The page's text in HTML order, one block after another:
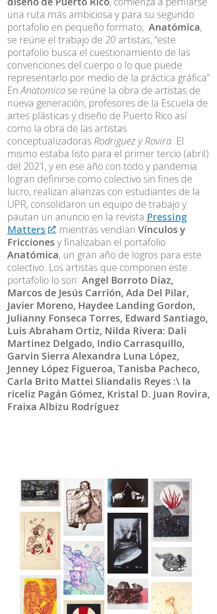
una ruta más ambiciosa y para su segundo
portafolio en pequeño formato, Anatómica,
se reúne el trabajo de 20 artistas, “este
portafolio busca el cuestionamiento de las
convenciones del cuerpo o lo que puede
representarlo por medio de la práctica gráfica”
EnAnatomica se reúne la obra de artistas de
nueva generación, profesores de la Escuela de
artes plásticas y diseño de Puerto Rico así
como la obra de las artistas
conceptualizadoras Rodriguez y Rovira. El
mismo estaba listo para el primer tercio (abril)
del 2021, y en ese año con todo y pandemia
logran definirse como colectivo sin fines de
lucro, realizan alianzas con estudiantes de la
UPR, consolidaron un equipo de trabajo y
pautan un anuncio en la revista Pressing
Matters
, mientras vendíanVínculos y
Fricciones y finalizaban el portafolio
Anatómica, un gran año de logros para este
colectivo. Los artistas que componen este
portafolio lo son: Angel Borroto Díaz,
Marcos de Jesús Carrión, Ada Del Pilar,
Javier Moreno, Haydee Landing Gordon,
Julianny Fonseca Torres, Edward Santiago,
Luis Abraham Ortiz, Nilda Rivera: Dali
Martinez Delgado, Indio Carrasquillo,
Garvin Sierra Alexandra Luna López,
Jenney López Figueroa, Tanisba Pacheco,
Carla Brito Mattei Sliandalis Reyes :\ la
riceliz Pagán Gómez, Kristal D. Juan Rovira,
Fraixa Albizu Rodríguez